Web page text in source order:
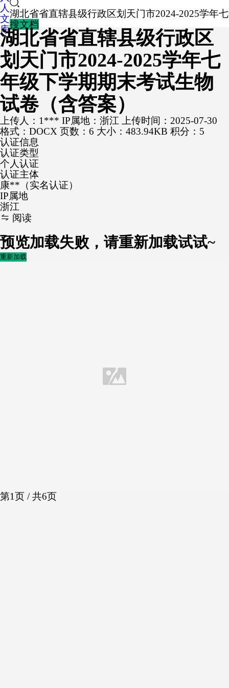
人
文
库
湖北省省直辖县级行政区划天门市2024-2025学年
搜文档
湖北省省直辖县级行政区
划天门市2024-2025学年七
年级下学期期末考试生物
试卷（含答案）
上传人：1*** IP属地：浙江
上传时间：2025-07-30
格式：DOCX 页数：6 大小：483.94KB 积分：5
认证信息
认证类型
个人认证
认证主体
康**（实名认证）
IP属地
浙江
阅读
预览加载失败，请重新加载试试~
重新加载
第1页 / 共6页